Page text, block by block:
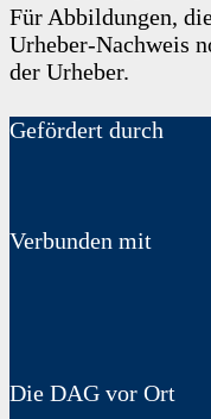
Für Abbildungen,
Urheber-Nachweis
der Urheber.
Gefördert durch
Verbunden mit
Die DAG vor Ort